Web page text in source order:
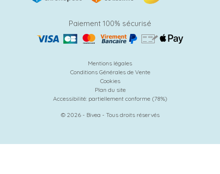
Paiement 100% sécurisé
Mentions légales
Conditions Générales de Vente
Cookies
Plan du site
Accessibilité: partiellement conforme (78%)
© 2026 - Bivea - Tous droits réservés